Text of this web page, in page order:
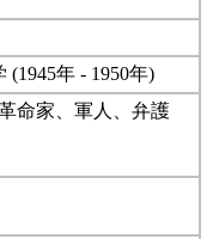
(1945年 - 1950年)
命家、軍人、弁護